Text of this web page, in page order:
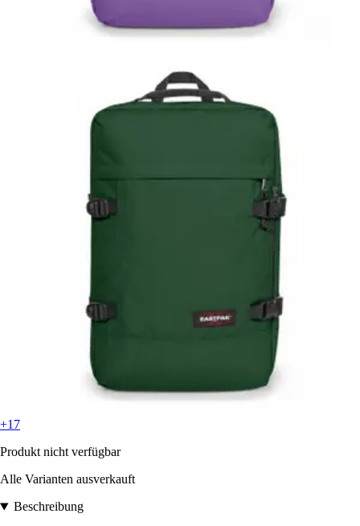
+17
Produkt nicht verfügbar
Alle Varianten ausverkauft
Beschreibung